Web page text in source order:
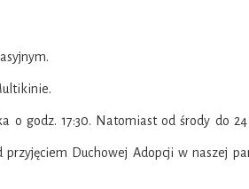
o godz. 17:30. Natomiast od środy do 24
Duchowej Adopcji w naszej